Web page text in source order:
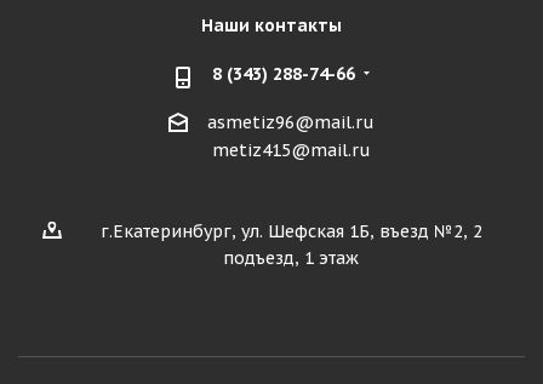
Наши контакты
8 (343) 288-74-66
asmetiz96@mail.ru
metiz415@mail.ru
г.Екатеринбург, ул. Шефская 1Б, въезд №2, 2
подъезд, 1 этаж